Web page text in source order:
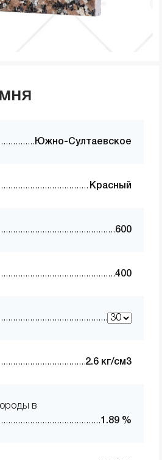
Южно-Султаевское
Красный
600
400
2.6 кг/см3
в
1.89 %